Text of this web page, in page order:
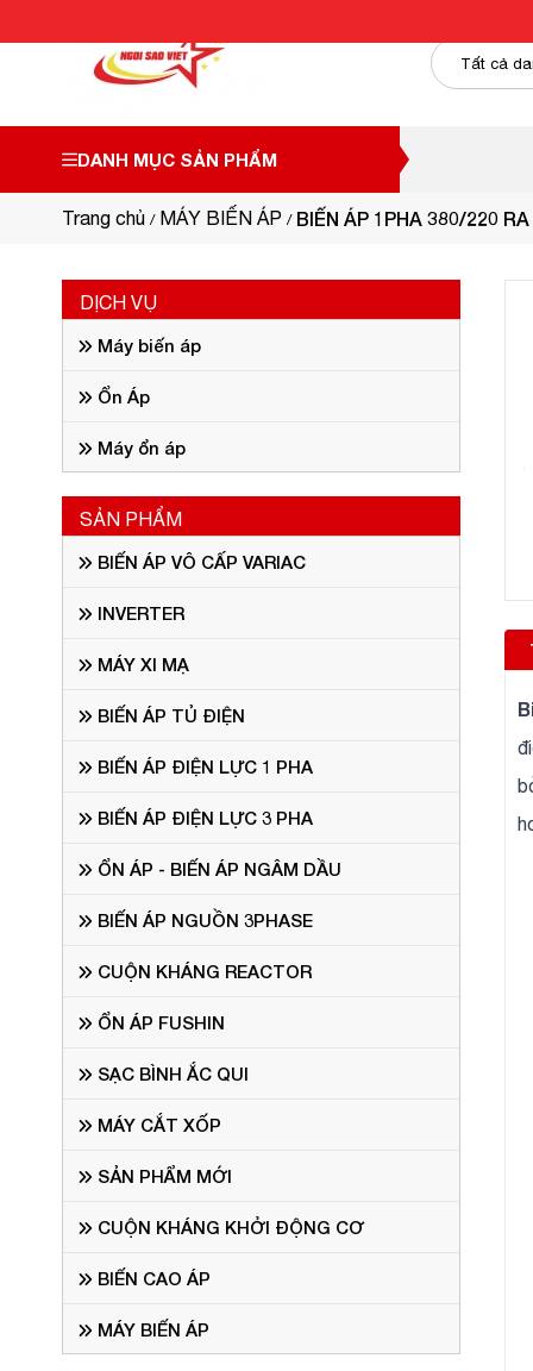
DANH MỤC SẢN PHẨM
Trang chủ MÁY BIẾN ÁP BIẾN ÁP 1PHA 380/220
DỊCH VỤ
Máy biến áp
Ổn Áp
Máy ổn áp
SẢN PHẨM
BIẾN ÁP VÔ CẤP VARIAC
INVERTER
MÁY XI MẠ
BIẾN ÁP TỦ ĐIỆN
BIẾN ÁP ĐIỆN LỰC 1 PHA
BIẾN ÁP ĐIỆN LỰC 3 PHA
ỔN ÁP - BIẾN ÁP NGÂM DẦU
BIẾN ÁP NGUỒN 3PHASE
CUỘN KHÁNG REACTOR
ỔN ÁP FUSHIN
SẠC BÌNH ẮC QUI
MÁY CẮT XỐP
SẢN PHẨM MỚI
CUỘN KHÁNG KHỞI ĐỘNG CƠ
BIẾN CAO ÁP
MÁY BIẾN ÁP